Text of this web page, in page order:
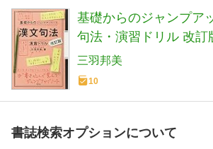
基礎からのジャンプア
句法・演習ドリル 改訂
三羽邦美
10
書誌検索オプションについて